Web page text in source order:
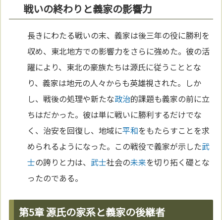
戦いの終わりと義家の影響力
長きにわたる戦いの末、義家は後三年の役に勝利を
収め、東北地方での影響力をさらに強めた。彼の活
躍により、東北の豪族たちは源氏に従うこととな
り、義家は地元の人々からも英雄視された。しか
し、戦後の処理や新たな政治的課題も義家の前に立
ちはだかった。彼は単に戦いに勝利するだけでな
く、治安を回復し、地域に平和をもたらすことを求
められるようになった。この戦役で義家が示した武
士の誇りと力は、 武士社会の未来を切り拓く礎とな
ったのである。
第5章 源氏の家系と義家の後継者